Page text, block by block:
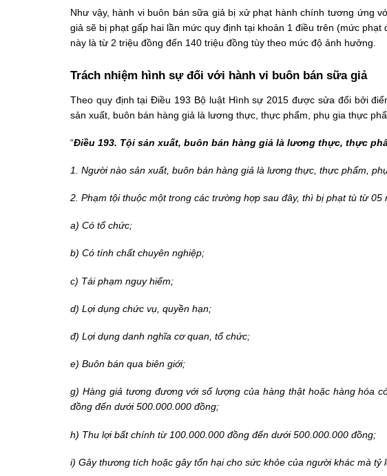
Như vậy, hành vi buôn bán sữa giả bị xử phạt hành chính tương ứng
giả sẽ bị phạt gấp hai lần mức quy định tại khoản 1 điều trên (mức
này là từ 2 triệu đồng đến 140 triệu đồng tùy theo mức độ ảnh hưởng.
Trách nhiệm hình sự đối với hành vi buôn bán sữa giả
Theo quy định tại Điều 193 Bộ luật Hình sự 2015 được sửa đổi bởi
sản xuất, buôn bán hàng giả là lương thực, thực phẩm, phụ gia thực
“Điều 193. Tội sản xuất, buôn bán hàng giả là lương thực, thực
1. Người nào sản xuất, buôn bán hàng giả là lương thực, thực phẩm,
2. Phạm tội thuộc một trong các trường hợp sau đây, thì bị phạt tù từ 05
a) Có tổ chức;
b) Có tính chất chuyên nghiệp;
c) Tái phạm nguy hiểm;
d) Lợi dụng chức vụ, quyền hạn;
đ) Lợi dụng danh nghĩa cơ quan, tổ chức;
e) Buôn bán qua biên giới;
g) Hàng giả tương đương với số lượng của hàng thật hoặc hàng hóa
đồng đến dưới 500.000.000 đồng;
h) Thu lợi bất chính từ 100.000.000 đồng đến dưới 500.000.000 đồng;
i) Gây thương tích hoặc gây tổn hại cho sức khỏe của người khác mà